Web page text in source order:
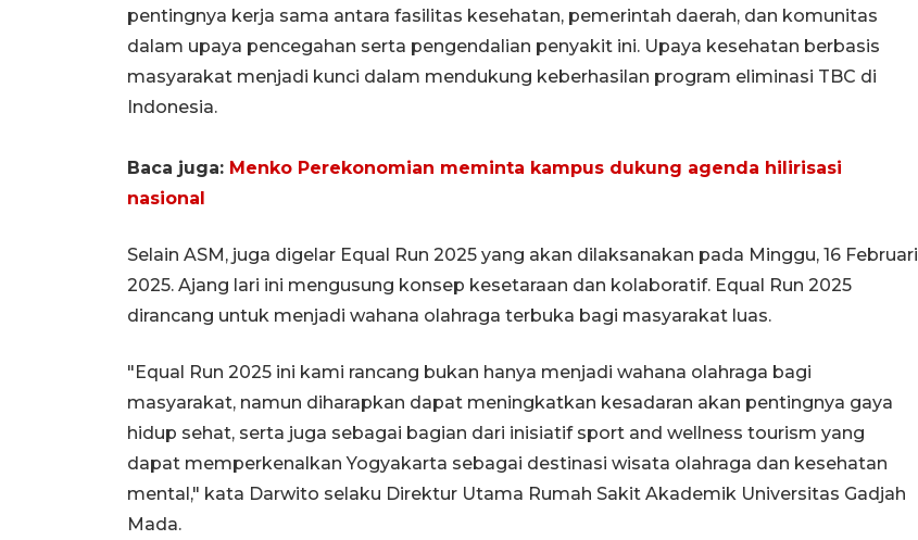
pentingnya kerja sama antara fasilitas kesehatan, pemerintah daerah, dan komunitas
dalam upaya pencegahan serta pengendalian penyakit ini. Upaya kesehatan berbasis
masyarakat menjadi kunci dalam mendukung keberhasilan program eliminasi TBC di
Indonesia.
Baca juga: Menko Perekonomian meminta kampus dukung agenda hilirisasi
nasional
Selain ASM, juga digelar Equal Run 2025 yang akan dilaksanakan pada Minggu, 16 Februari
2025. Ajang lari ini mengusung konsep kesetaraan dan kolaboratif. Equal Run 2025
dirancang untuk menjadi wahana olahraga terbuka bagi masyarakat luas.
"Equal Run 2025 ini kami rancang bukan hanya menjadi wahana olahraga bagi
masyarakat, namun diharapkan dapat meningkatkan kesadaran akan pentingnya gaya
hidup sehat, serta juga sebagai bagian dari inisiatif sport and wellness tourism yang
dapat memperkenalkan Yogyakarta sebagai destinasi wisata olahraga dan kesehatan
mental," kata Darwito selaku Direktur Utama Rumah Sakit Akademik Universitas Gadjah
Mada.